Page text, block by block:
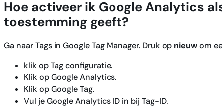
Hoe activeer ik Google Analytics
toestemming geeft?
Ga naar Tags in Google Tag Manager. Druk op nieuwom
klik op Tag configuratie.
Klik op Google Analytics.
Klik op Google Tag.
Vul je Google Analytics ID in bij Tag-ID.